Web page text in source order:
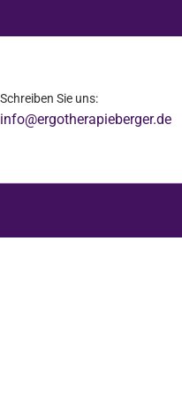
Schreiben Sie uns:
info@ergotherapieberger.de